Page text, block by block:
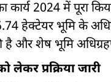
कार्य 2024 में पूरा
हेक्टेयर भूमि के
और शेष भूमि अधिग्रहण
लेकर प्रक्रिया जारी